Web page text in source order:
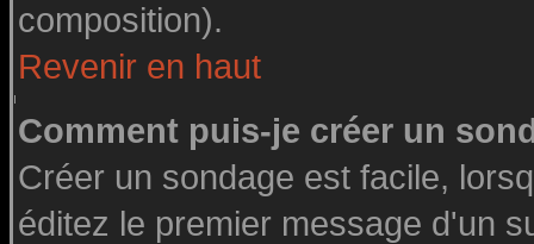
composition).
Revenir en haut
Comment puis-je créer un
Créer un sondage est facile,
éditez le premier message d'un